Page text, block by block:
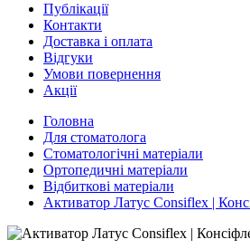
Публікації
Контакти
Доставка і оплата
Відгуки
Умови повернення
Акції
Головна
Для стоматолога
Стоматологічні матеріали
Ортопедичні матеріали
Відбиткові матеріали
Активатор Латус Consiflex |